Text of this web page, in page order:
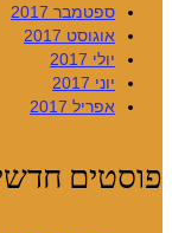
ספטמבר 2017
אוגוסט 2017
יולי 2017
יוני 2017
אפריל 2017
פוסטים